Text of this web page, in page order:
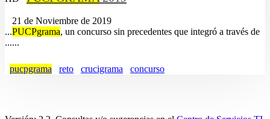
21 de Noviembre de 2019
...PUCPgrama, un concurso sin precedentes que integró a través de
......
pucpgrama reto crucigrama concurso